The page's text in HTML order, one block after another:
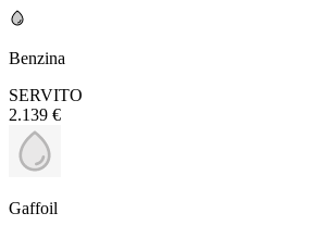
Benzina
SERVITO
2.139 €
Gaffoil